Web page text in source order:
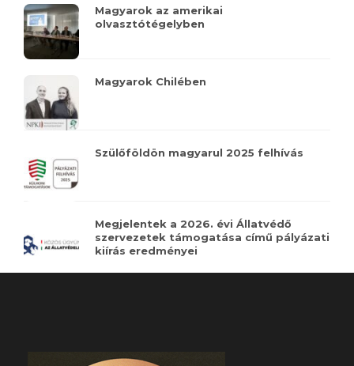
Magyarok az amerikai
olvasztótégelyben
Magyarok Chilében
Szülőföldön magyarul 2025 felhívás
Megjelentek a 2026. évi Állatvédő
szervezetek támogatása című pályázati
kiírás eredményei